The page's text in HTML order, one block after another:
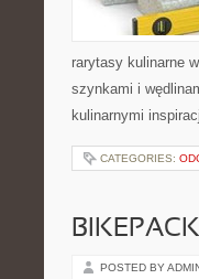
rarytasy kulinarne
szynkami i
kulinarnymi
CATEGORIES:
POSTED BY